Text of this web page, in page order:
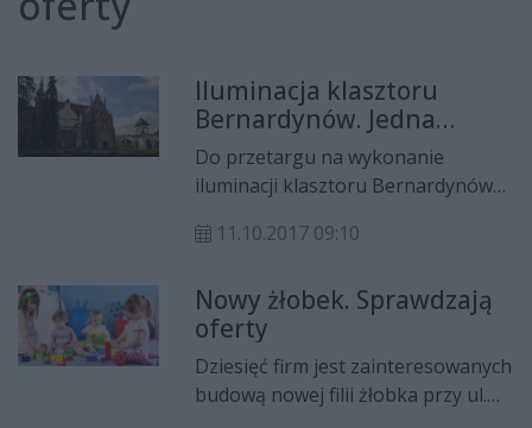
Iluminacja klasztoru
Bernardynów. Jedna
oferta
Do przetargu na wykonanie
iluminacji klasztoru Bernardynów
prac oferuje za blisko 370 tys. zł.
11.10.2017 09:10
Nowy żłobek. Sprawdzają
oferty
Dziesięć firm jest zainteresowanych
budową nowej filii żłobka przy ul.